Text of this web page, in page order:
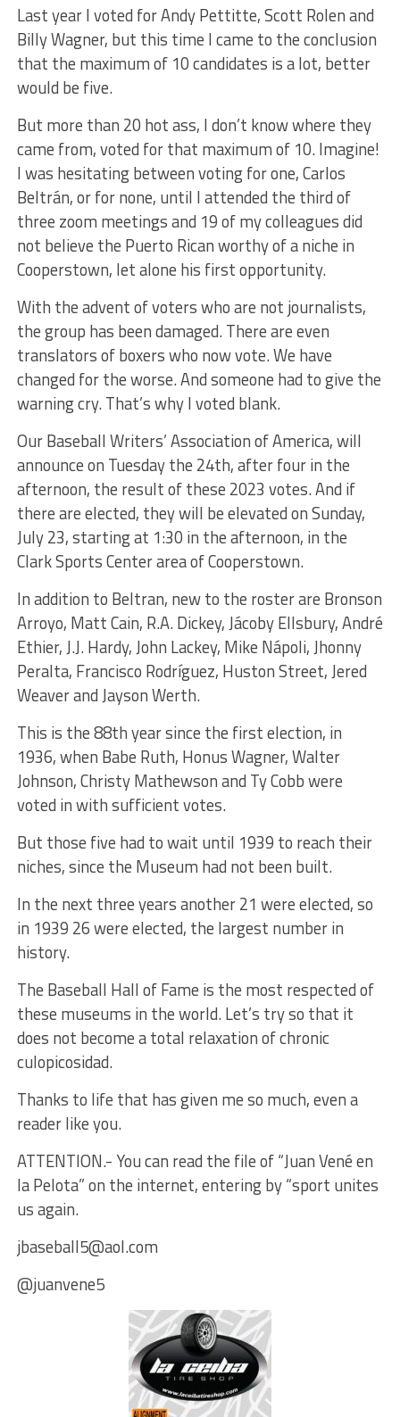
Last year I voted for Andy Pettitte, Scott Rolen and
Billy Wagner, but this time I came to the conclusion
that the maximum of 10 candidates is a lot, better
would be five.
But more than 20 hot ass, I don’t know where they
came from, voted for that maximum of 10. Imagine!
I was hesitating between voting for one, Carlos
Beltrán, or for none, until I attended the third of
three zoom meetings and 19 of my colleagues did
not believe the Puerto Rican worthy of a niche in
Cooperstown, let alone his first opportunity.
With the advent of voters who are not journalists,
the group has been damaged. There are even
translators of boxers who now vote. We have
changed for the worse. And someone had to give the
warning cry. That’s why I voted blank.
Our Baseball Writers’ Association of America, will
announce on Tuesday the 24th, after four in the
afternoon, the result of these 2023 votes. And if
there are elected, they will be elevated on Sunday,
July 23, starting at 1:30 in the afternoon, in the
Clark Sports Center area of Cooperstown.
In addition to Beltran, new to the roster are Bronson
Arroyo, Matt Cain, R.A. Dickey, Jácoby Ellsbury, André
Ethier, J.J. Hardy, John Lackey, Mike Nápoli, Jhonny
Peralta, Francisco Rodríguez, Huston Street, Jered
Weaver and Jayson Werth.
This is the 88th year since the first election, in
1936, when Babe Ruth, Honus Wagner, Walter
Johnson, Christy Mathewson and Ty Cobb were
voted in with sufficient votes.
But those five had to wait until 1939 to reach their
niches, since the Museum had not been built.
In the next three years another 21 were elected, so
in 1939 26 were elected, the largest number in
history.
The Baseball Hall of Fame is the most respected of
these museums in the world. Let’s try so that it
does not become a total relaxation of chronic
culopicosidad.
Thanks to life that has given me so much, even a
reader like you.
ATTENTION.- You can read the file of “Juan Vené en
la Pelota” on the internet, entering by “sport unites
us again.
jbaseball5@aol.com
@juanvene5